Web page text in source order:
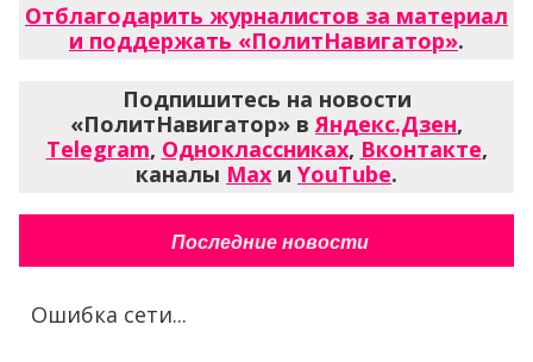
Отблагодарить журналистов за материал
и поддержать «ПолитНавигатор».
Подпишитесь на новости
«ПолитНавигатор» вЯндекс.Дзен,
Telegram, Одноклассниках, Вконтакте,
каналы Max и YouTube.
Последние новости
Ошибка сети...